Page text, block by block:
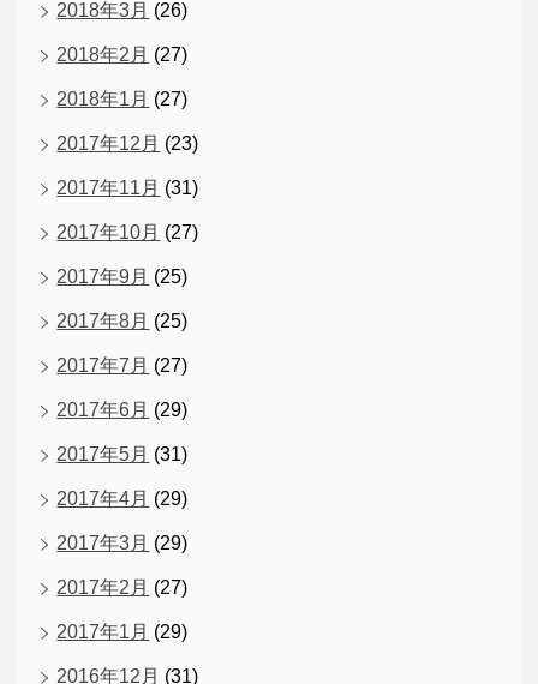
2018年3月 (26)
2018年2月 (27)
2018年1月 (27)
2017年12月 (23)
2017年11月 (31)
2017年10月 (27)
2017年9月 (25)
2017年8月 (25)
2017年7月 (27)
2017年6月 (29)
2017年5月 (31)
2017年4月 (29)
2017年3月 (29)
2017年2月 (27)
2017年1月 (29)
2016年12月 (31)